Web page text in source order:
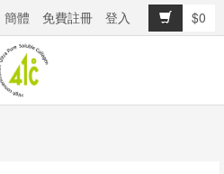
簡體 免費註冊 登入
$0